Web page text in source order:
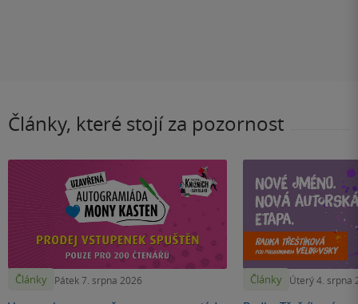
Články, které stojí za pozornost
Články Pátek 7. srpna 2026 Články Úterý 4. srpna